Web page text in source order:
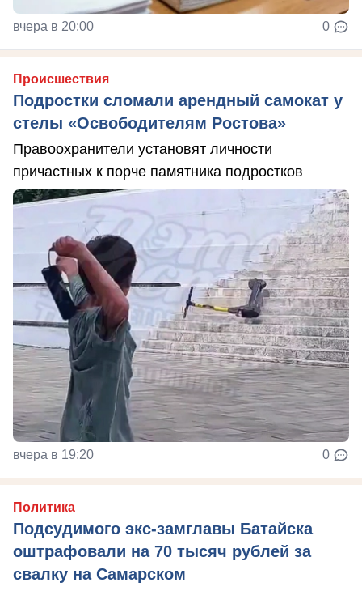
вчера в 20:00 0
Происшествия
Подростки сломали арендный самокат у
стелы «Освободителям Ростова»
Правоохранители установят личности
причастных к порче памятника подростков
вчера в 19:20 0
Политика
Подсудимого экс-замглавы Батайска
оштрафовали на 70 тысяч рублей за
свалку на Самарском